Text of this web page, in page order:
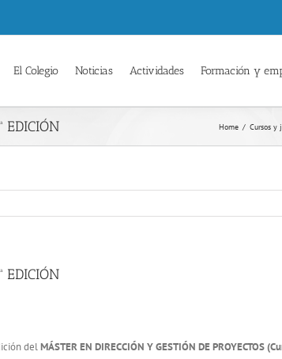
El Colegio Noticias Actividades Formación y
EDICIÓN Home / Cursos y
EDICIÓN
delMÁSTER EN DIRECCIÓN Y GESTIÓN DE PROYECTOS